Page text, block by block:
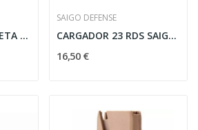
CARTUCHOS ESCOPETA ASG 30RDS 4PCS ROJO
SAIGO DEFENSE
CARGADOR 23 RDS SAIGO DEFENSE L96
16,50 €